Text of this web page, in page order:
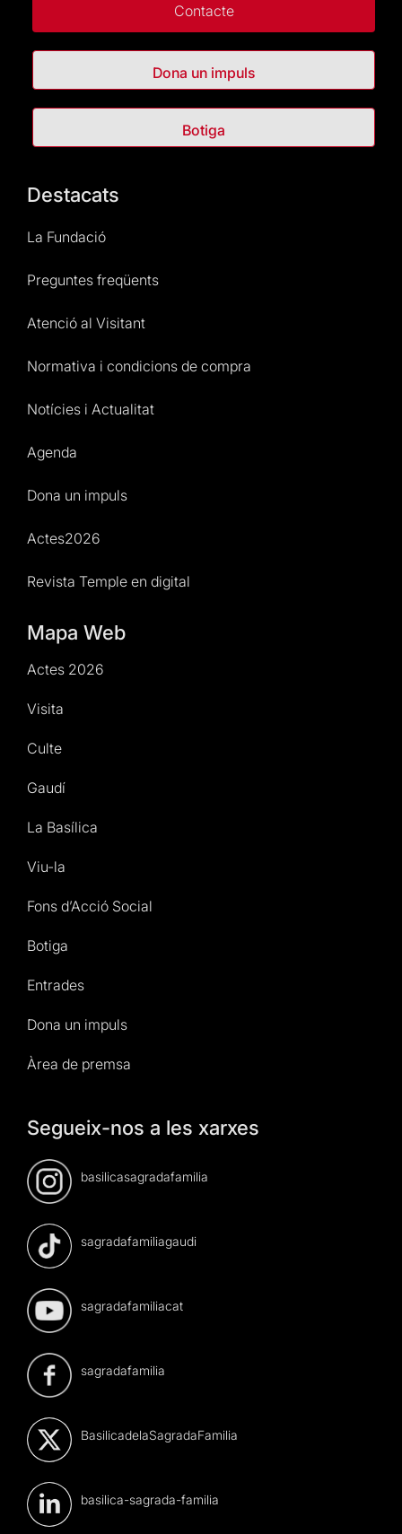
Contacte
Dona un impuls
Botiga
Destacats
La Fundació
Preguntes freqüents
Atenció al Visitant
Normativa i condicions de compra
Notícies i Actualitat
Agenda
Dona un impuls
Actes2026
Revista Temple en digital
Mapa Web
Actes 2026
Visita
Culte
Gaudí
La Basílica
Viu-la
Fons d’Acció Social
Botiga
Entrades
Dona un impuls
Àrea de premsa
Segueix-nos a les xarxes
basilicasagradafamilia
sagradafamiliagaudi
sagradafamiliacat
sagradafamilia
BasilicadelaSagradaFamilia
basilica-sagrada-familia